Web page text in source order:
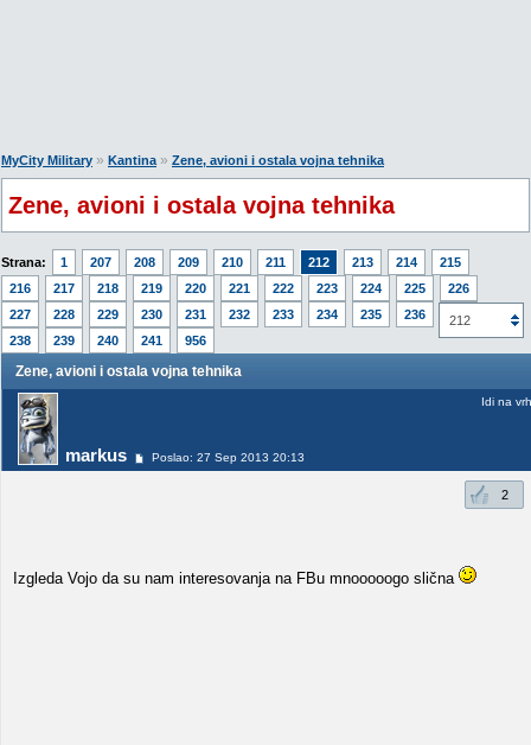
MyCity Military » Kantina» Zene, avioni i ostala vojna tehnika
Zene, avioni i ostala vojna tehnika
Strana: 1 207 208 209 210 211 212 213 214
215
216
217 218 219 220 221 222 223 224 225
226
227
228 229 230 231 232 233 234 235 236
237
238
239 240 241 956
212
Zene, avioni i ostala vojna tehnika
markus Poslao: 27 Sep 2013 20:13
Idi na vrh
2
Izgleda Vojo da su nam interesovanja na FBu mnooooogo slična